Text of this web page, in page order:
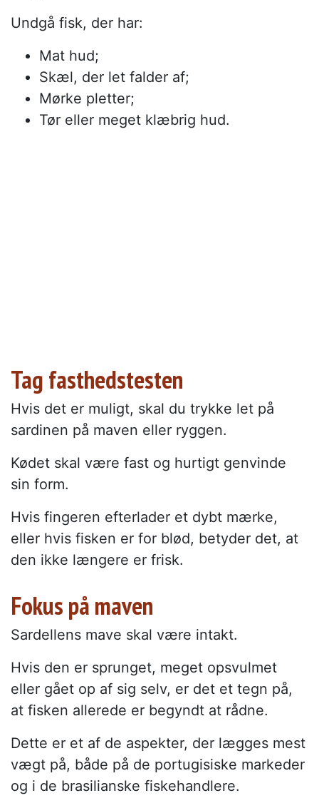
Undgå fisk, der har:
Mat hud;
Skæl, der let falder af;
Mørke pletter;
Tør eller meget klæbrig hud.
Tag fasthedstesten
Hvis det er muligt, skal du trykke let på
sardinen på maven eller ryggen.
Kødet skal være fast og hurtigt genvinde
sin form.
Hvis fingeren efterlader et dybt mærke,
eller hvis fisken er for blød, betyder det, at
den ikke længere er frisk.
Fokus på maven
Sardellens mave skal være intakt.
Hvis den er sprunget, meget opsvulmet
eller gået op af sig selv, er det et tegn på,
at fisken allerede er begyndt at rådne.
Dette er et af de aspekter, der lægges mest
vægt på, både på de portugisiske markeder
og i de brasilianske fiskehandlere.